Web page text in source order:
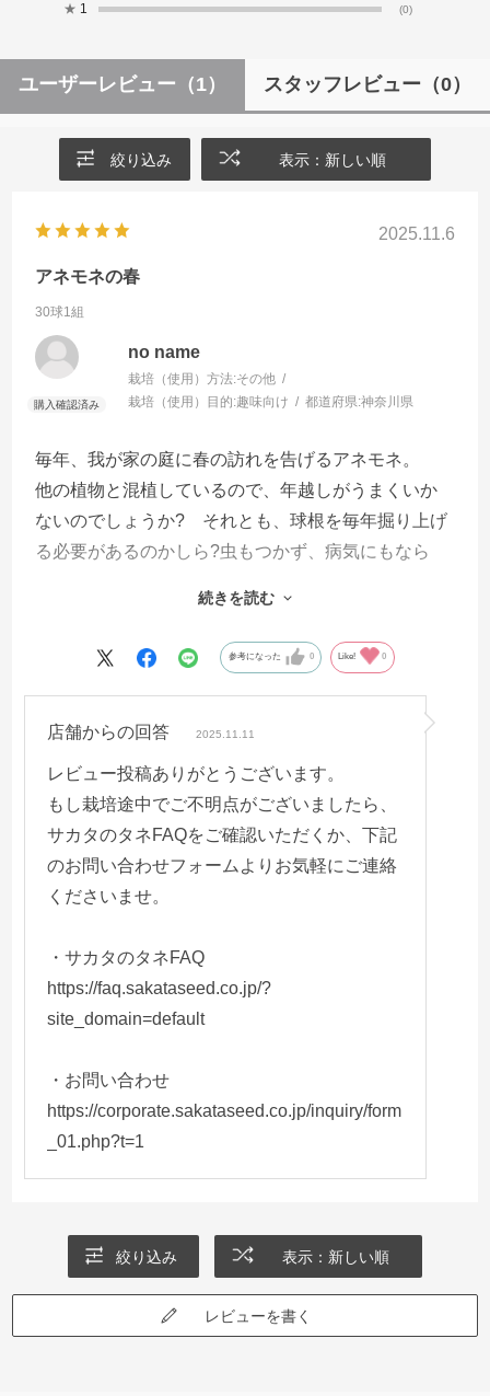
★ 1 (0)
ユーザーレビュー （1） スタッフレビュー （0）
絞り込み 表示：新しい順
2025.11.6
アネモネの春
30球1組
no name
栽培（使用）方法:その他
栽培（使用）目的:趣味向け 都道府県:神奈川県
毎年、我が家の庭に春の訪れを告げるアネモネ。
他の植物と混植しているので、年越しがうまくいか
ないのでしょうか? それとも、球根を毎年掘り上げ
る必要があるのかしら?虫もつかず、病気にもなら
続きを読む
参考になった 0 Like! 0
店舗からの回答 2025.11.11
レビュー投稿ありがとうございます。
もし栽培途中でご不明点がございましたら、
サカタのタネFAQをご確認いただくか、下記
のお問い合わせフォームよりお気軽にご連絡
くださいませ。
・サカタのタネFAQ
https://faq.sakataseed.co.jp/?
site_domain=default
・お問い合わせ
https://corporate.sakataseed.co.jp/inquiry/form
_01.php?t=1
絞り込み 表示：新しい順
レビューを書く